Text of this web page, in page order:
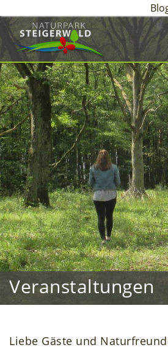
Veranstaltungen
Liebe Gäste und